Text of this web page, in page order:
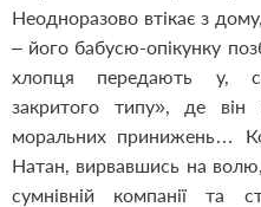
Неодноразово втікає з
– його бабусю-опікунку
хлопця передають у,
закритого типу», де він
моральних принижень…
Натан, вирвавшись на
сумнівній компанії та